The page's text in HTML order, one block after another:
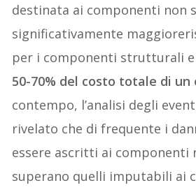
destinata ai componenti non
significativamente
per i componenti strutturali
50-70% del costo totale di un
contempo, l’analisi degli
rivelato che di frequente i
essere ascritti ai
superano quelli imputabili ai